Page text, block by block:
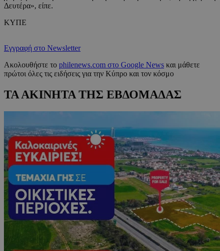
Δευτέρα», είπε.
ΚΥΠΕ
Εγγραφή στο Newsletter
Ακολουθήστε το philenews.com στο Google News και μάθετε
πρώτοι όλες τις ειδήσεις για την Κύπρο και τον κόσμο
ΤΑ ΑΚΙΝΗΤΑ ΤΗΣ ΕΒΔΟΜΑΔΑΣ